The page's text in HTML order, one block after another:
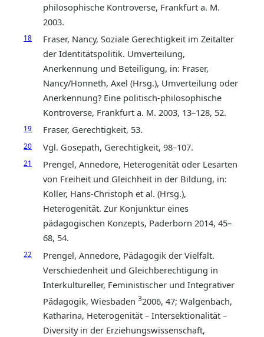
philosophische Kontroverse, Frankfurt a. M.
2003.
18
Fraser, Nancy, Soziale Gerechtigkeit im Zeitalter
der Identitätspolitik. Umverteilung,
Anerkennung und Beteiligung, in: Fraser,
Nancy/Honneth, Axel (Hrsg.), Umverteilung oder
Anerkennung? Eine politisch-philosophische
Kontroverse, Frankfurt a. M. 2003, 13–128, 52.
19 Fraser, Gerechtigkeit, 53.
20 Vgl. Gosepath, Gerechtigkeit, 98–107.
21
Prengel, Annedore, Heterogenität oder Lesarten
von Freiheit und Gleichheit in der Bildung, in:
Koller, Hans-Christoph et al. (Hrsg.),
Heterogenität. Zur Konjunktur eines
pädagogischen Konzepts, Paderborn 2014, 45–
68, 54.
22
Prengel, Annedore, Pädagogik der Vielfalt.
Verschiedenheit und Gleichberechtigung in
Interkultureller, Feministischer und Integrativer
Pädagogik, Wiesbaden 32006, 47; Walgenbach,
Katharina, Heterogenität – Intersektionalität –
Diversity in der Erziehungswissenschaft,